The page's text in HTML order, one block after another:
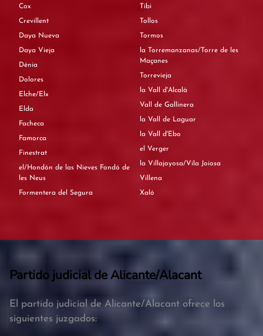
Cox
Crevillent
Daya Nueva
Daya Vieja
Dénia
Dolores
Elche/Elx
Elda
Facheca
Famorca
Finestrat
el/Hondón de las Nieves Fondó de
les Neus
Formentera del Segura
Tibi
Tollos
Tormos
la Torremanzanas/Torre de les
Maçanes
Torrevieja
la Vall d'Alcalà
Vall de Gallinera
la Vall de Laguar
la Vall d'Ebo
el Verger
la Villajoyosa/Vila Joiosa
Villena
Xaló
Partido judicial de Alicante/Alacant
El partido judicial de Alicante/Alacant ofrece los
siguientes juzgados: